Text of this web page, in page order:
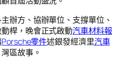
辦方、協辦單位、支撐單位、
桿，晚會正式啟動汽車材料報
Porsche零件述銀發經濟里汽車
區故事。